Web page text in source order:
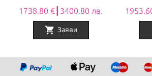
1738.80 €┃3400.80 лв.
shopping_cart Заяви